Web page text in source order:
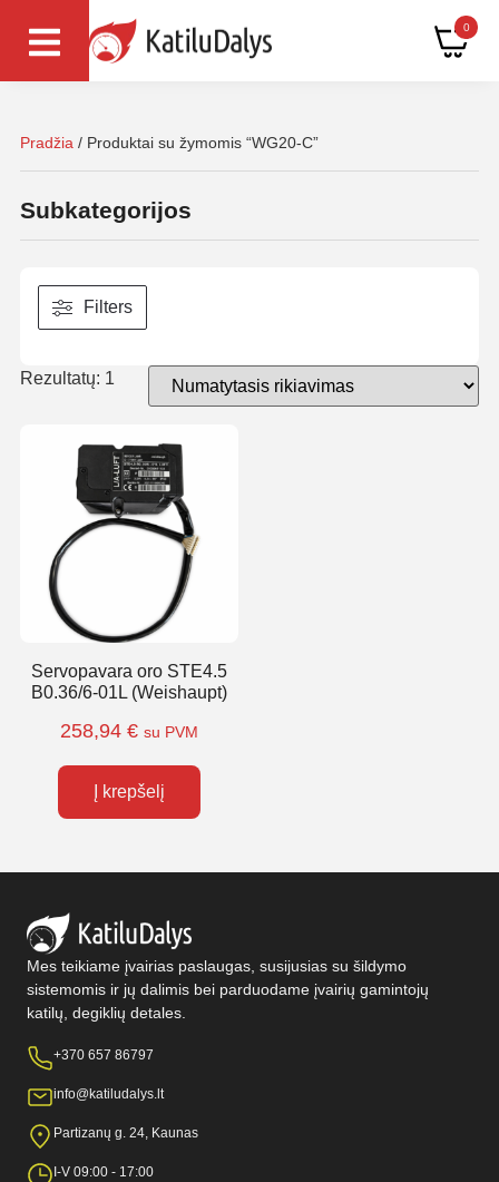
0
Pradžia / Produktai su žymomis “WG20-C”
Subkategorijos
Filters
Rezultatų: 1
Servopavara oro STE4.5
B0.36/6-01L (Weishaupt)
258,94 € su PVM
Į krepšelį
Mes teikiame įvairias paslaugas, susijusias su šildymo
sistemomis ir jų dalimis bei parduodame įvairių gamintojų
katilų, degiklių detales.
+370 657 86797
info@katiludalys.lt
Partizanų g. 24, Kaunas
I-V 09:00 - 17:00